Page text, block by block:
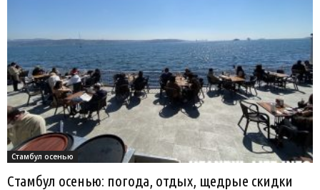
Стамбул осенью
Стамбул осенью: погода, отдых, щедрые скидки